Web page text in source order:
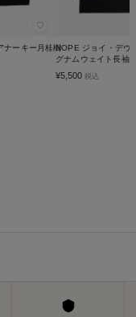
♡
ナーキー月桂樹NOPE ジョイ・デヴ
グナムウェイト長袖
¥5,500 税込